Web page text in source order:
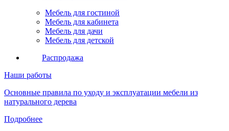
Мебель для гостиной
Мебель для кабинета
Мебель для дачи
Мебель для детской
Распродажа
Наши работы
Основные правила по уходу и эксплуатации мебели из
натурального дерева
Подробнее